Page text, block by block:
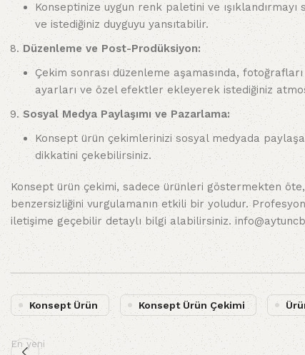
Konseptinize uygun renk paletini ve
ve istediğiniz duyguyu yansıtabilir.
Düzenleme ve Post-Prodüksiyon:
Çekim sonrası düzenleme aşamasında,
ayarları ve özel efektler ekleyerek istediğiniz
Sosyal Medya Paylaşımı ve Pazarlama:
Konsept ürün çekimlerinizi sosyal medyada
dikkatini çekebilirsiniz.
Konsept ürün çekimi, sadece ürünleri göstermekten
benzersizliğini vurgulamanın etkili bir yoludur.
iletişime geçebilir detaylı bilgi alabilirsiniz.
Konsept Ürün Konsept Ürün Çekimi
En yeni